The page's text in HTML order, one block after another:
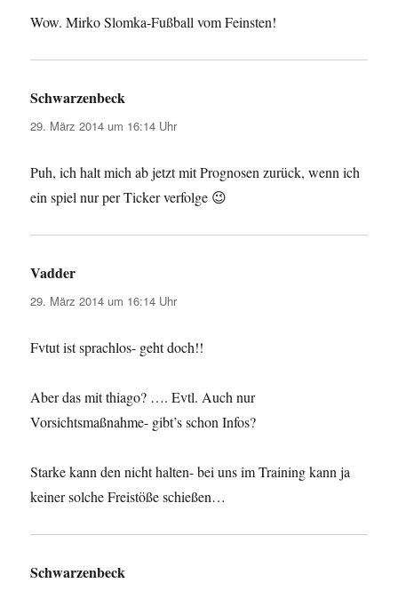
Wow. Mirko Slomka-Fußball vom Feinsten!
Schwarzenbeck
29. März 2014 um 16:14 Uhr
Puh, ich halt mich ab jetzt mit Prognosen zurück, wenn ich
ein spiel nur per Ticker verfolge 😉
Vadder
29. März 2014 um 16:14 Uhr
Fvtut ist sprachlos- geht doch!!
Aber das mit thiago? …. Evtl. Auch nur
Vorsichtsmaßnahme- gibt’s schon Infos?
Starke kann den nicht halten- bei uns im Training kann ja
keiner solche Freistöße schießen…
Schwarzenbeck